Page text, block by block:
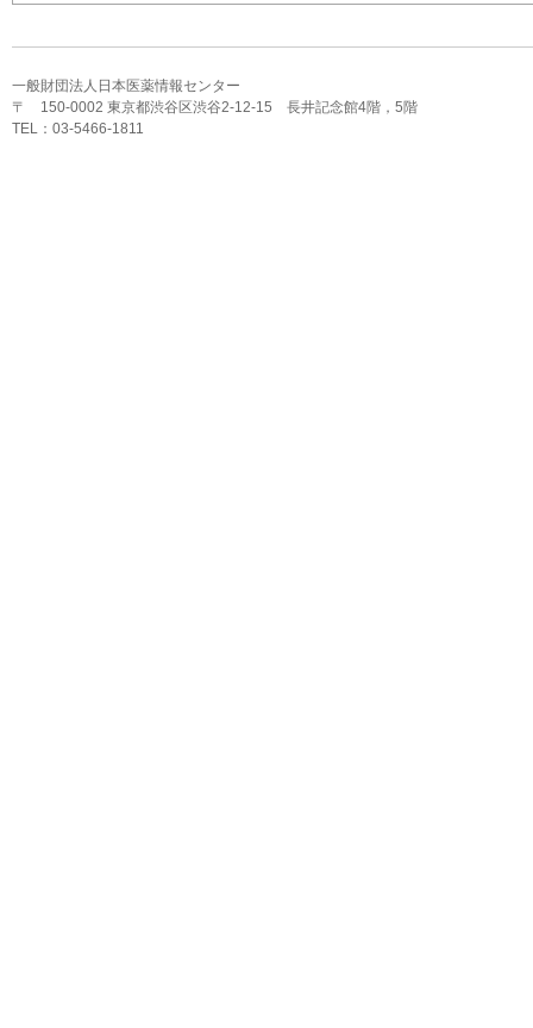
一般財団法人日本医薬情報センター
〒 150-0002 東京都渋谷区渋谷2-12-15 長井記念館4階，5階
TEL：03-5466-1811